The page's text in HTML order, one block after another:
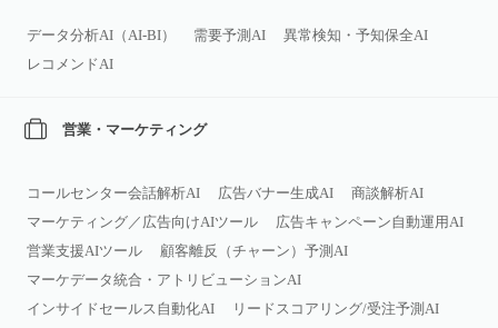
データ分析AI（AI‑BI） 需要予測AI
異常検知・予知保全AI
レコメンドAI
営業・マーケティング
コールセンター会話解析AI 広告バナー生成AI
商談解析AI
マーケティング／広告向けAIツール
広告キャンペーン自動運用AI
営業支援AIツール
顧客離反（チャーン）予測AI
マーケデータ統合・アトリビューションAI
インサイドセールス自動化AI
リードスコアリング/受注予測AI